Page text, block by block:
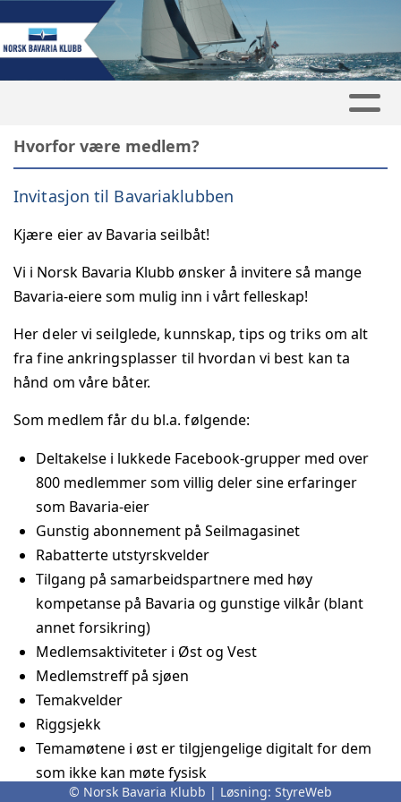
Hvorfor være medlem?
Invitasjon til Bavariaklubben
Kjære eier av Bavaria seilbåt!
Vi i Norsk Bavaria Klubb ønsker å invitere så mange
Bavaria-eiere som mulig inn i vårt felleskap!
Her deler vi seilglede, kunnskap, tips og triks om alt
fra fine ankringsplasser til hvordan vi best kan ta
hånd om våre båter.
Som medlem får du bl.a. følgende:
Deltakelse i lukkede Facebook-grupper med over
800 medlemmer som villig deler sine erfaringer
som Bavaria-eier
Gunstig abonnement på Seilmagasinet
Rabatterte utstyrskvelder
Tilgang på samarbeidspartnere med høy
kompetanse på Bavaria og gunstige vilkår (blant
annet forsikring)
Medlemsaktiviteter i Øst og Vest
Medlemstreff på sjøen
Temakvelder
Riggsjekk
Temamøtene i øst er tilgjengelige digitalt for dem
som ikke kan møte fysisk
© Norsk Bavaria Klubb | Løsning: StyreWeb